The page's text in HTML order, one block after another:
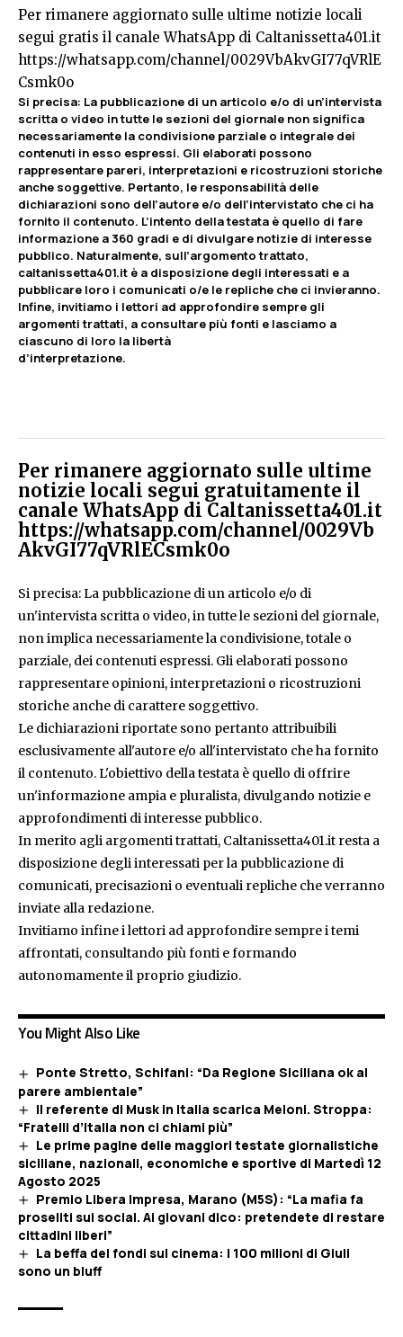
Per rimanere aggiornato sulle ultime notizie locali
segui gratis il canale WhatsApp di Caltanissetta401.it
https://whatsapp.com/channel/0029VbAkvGI77qVRlE
Csmk0o
Si precisa: La pubblicazione di un articolo e/o di un’intervista
scritta o video in tutte le sezioni del giornale non significa
necessariamente la condivisione parziale o integrale dei
contenuti in esso espressi. Gli elaborati possono
rappresentare pareri, interpretazioni e ricostruzioni storiche
anche soggettive. Pertanto, le responsabilità delle
dichiarazioni sono dell’autore e/o dell’intervistato che ci ha
fornito il contenuto. L’intento della testata è quello di fare
informazione a 360 gradi e di divulgare notizie di interesse
pubblico. Naturalmente, sull’argomento trattato,
caltanissetta401.it è a disposizione degli interessati e a
pubblicare loro i comunicati o/e le repliche che ci invieranno.
Infine, invitiamo i lettori ad approfondire sempre gli
argomenti trattati, a consultare più fonti e lasciamo a
ciascuno di loro la libertà
d’interpretazione.
Per rimanere aggiornato sulle ultime
notizie locali segui gratuitamente il
canale WhatsApp di Caltanissetta401.it
https://whatsapp.com/channel/0029Vb
AkvGI77qVRlECsmk0o
Si precisa: La pubblicazione di un articolo e/o di
un'intervista scritta o video, in tutte le sezioni del giornale,
non implica necessariamente la condivisione, totale o
parziale, dei contenuti espressi. Gli elaborati possono
rappresentare opinioni, interpretazioni o ricostruzioni
storiche anche di carattere soggettivo.
Le dichiarazioni riportate sono pertanto attribuibili
esclusivamente all'autore e/o all'intervistato che ha fornito
il contenuto. L'obiettivo della testata è quello di offrire
un'informazione ampia e pluralista, divulgando notizie e
approfondimenti di interesse pubblico.
In merito agli argomenti trattati, Caltanissetta401.it resta a
disposizione degli interessati per la pubblicazione di
comunicati, precisazioni o eventuali repliche che verranno
inviate alla redazione.
Invitiamo infine i lettori ad approfondire sempre i temi
affrontati, consultando più fonti e formando
autonomamente il proprio giudizio.
You Might Also Like
Ponte Stretto, Schifani: “Da Regione Siciliana ok al
parere ambientale”
Il referente di Musk in Italia scarica Meloni. Stroppa:
“Fratelli d’Italia non ci chiami più”
Le prime pagine delle maggiori testate giornalistiche
siciliane, nazionali, economiche e sportive di Martedì 12
Agosto 2025
Premio Libera Impresa, Marano (M5S): “La mafia fa
proseliti sui social. Ai giovani dico: pretendete di restare
cittadini liberi”
La beffa dei fondi sul cinema: i 100 milioni di Giuli
sono un bluff